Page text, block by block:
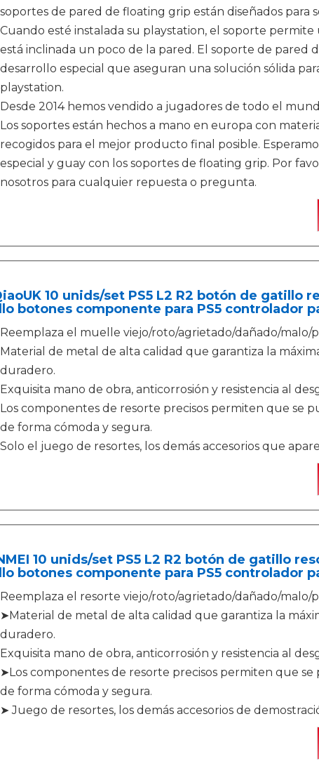
soportes de pared de floating grip están diseñados para
Cuando esté instalada su playstation, el soporte
está inclinada un poco de la pared. El soporte de pared
desarrollo especial que aseguran una solución sólida
playstation.
Desde 2014 hemos vendido a jugadores de todo el
Los soportes están hechos a mano en europa con
recogidos para el mejor producto final posible.
especial y guay con los soportes de floating grip. Por
nosotros para cualquier repuesta o pregunta.
10 unids/set PS5 L2 R2 botón de gatillo
botones componente para PS5 controlador
Reemplaza el muelle viejo/roto/agrietado/dañado/malo/
Material de metal de alta calidad que garantiza la
duradero.
Exquisita mano de obra, anticorrosión y resistencia al
Los componentes de resorte precisos permiten que se
de forma cómoda y segura.
Solo el juego de resortes, los demás accesorios que
10 unids/set PS5 L2 R2 botón de gatillo
botones componente para PS5 controlador
Reemplaza el resorte viejo/roto/agrietado/dañado/malo/
➤Material de metal de alta calidad que garantiza la
duradero.
Exquisita mano de obra, anticorrosión y resistencia al
➤Los componentes de resorte precisos permiten que
de forma cómoda y segura.
➤ Juego de resortes, los demás accesorios de